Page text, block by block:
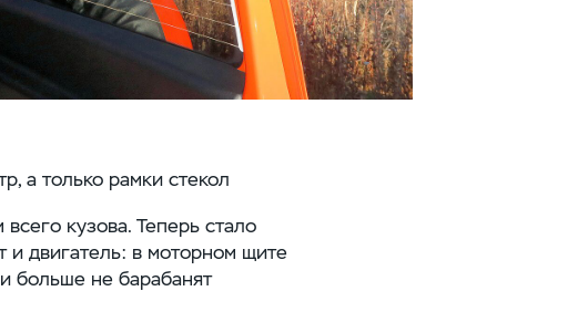
а только рамки стекол
кузова. Теперь стало
и двигатель: в моторном щите
больше не барабанят